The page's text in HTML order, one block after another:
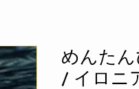
めんたん
/ イロニ